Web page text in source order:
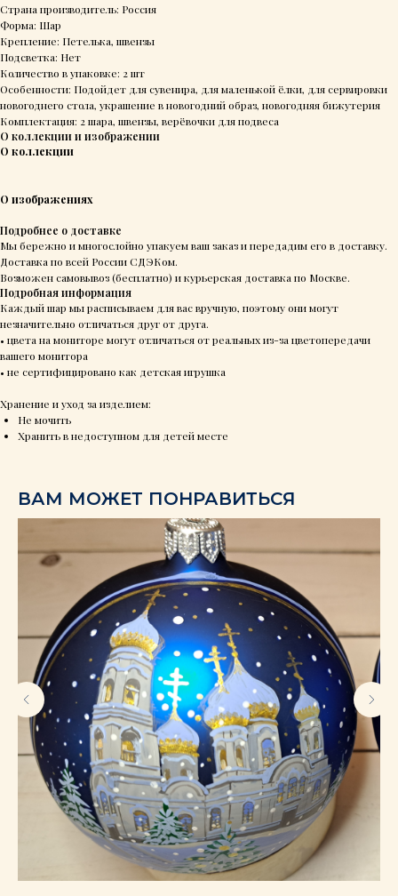
Страна производитель: Россия
Форма: Шар
Крепление: Петелька, швензы
Подсветка: Нет
Количество в упаковке: 2 шт
Особенности: Подойдет для сувенира, для маленькой ёлки, для сервировки
новогоднего стола, украшение в новогодний образ, новогодняя бижутерия
Комплектация: 2 шара, швензы, верёвочки для подвеса
О коллекции и изображении
О коллекции
О изображениях
Подробнее о доставке
Мы бережно и многослойно упакуем ваш заказ и передадим его в доставку.
Доставка по всей России СДЭКом.
Возможен самовывоз (бесплатно) и курьерская доставка по Москве.
Подробная информация
Каждый шар мы расписываем для вас вручную, поэтому они могут
незначительно отличаться друг от друга.
• цвета на мониторе могут отличаться от реальных из-за цветопередачи
вашего монитора
• не сертифицировано как детская игрушка
Хранение и уход за изделием:
Не мочить
Хранить в недоступном для детей месте
ВАМ МОЖЕТ ПОНРАВИТЬСЯ